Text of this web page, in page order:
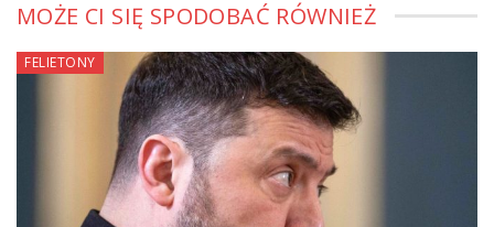
MOŻE CI SIĘ SPODOBAĆ RÓWNIEŻ
FELIETONY